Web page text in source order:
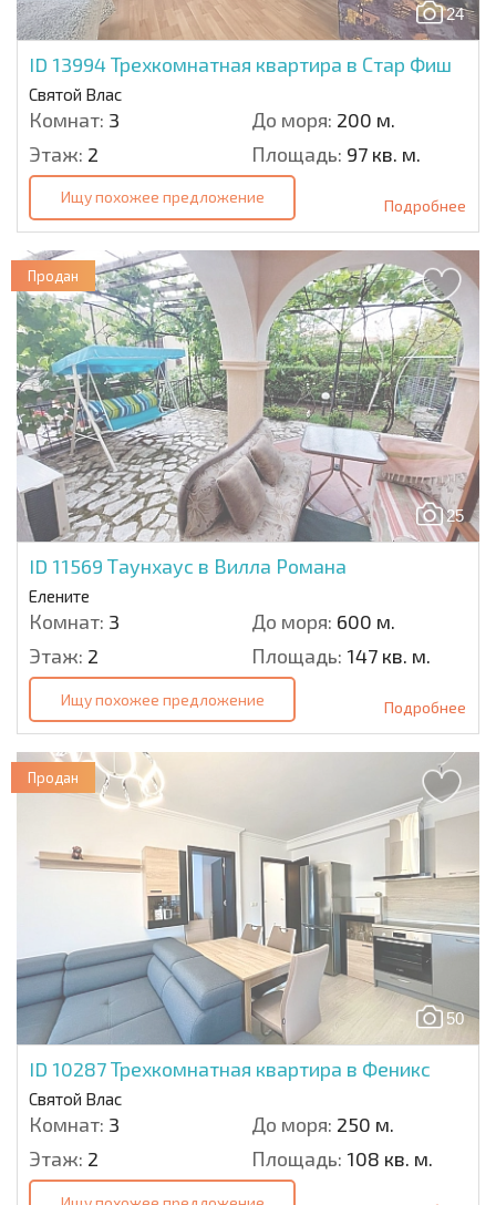
24
ID 13994Трехкомнатная квартира в Стар Фиш
Святой Влас
Комнат: 3 До моря: 200 м.
Этаж: 2 Площадь: 97 кв. м.
Ищу похожее предложение Подробнее
25
ID 11569 Таунхаус в Вилла Романа
Елените
Комнат: 3 До моря: 600 м.
Этаж: 2 Площадь: 147 кв. м.
Продан
Ищу похожее предложение Подробнее
50
ID 10287Трехкомнатная квартира в Феникс
Святой Влас
Комнат: 3 До моря: 250 м.
Этаж: 2 Площадь: 108 кв. м.
Продан